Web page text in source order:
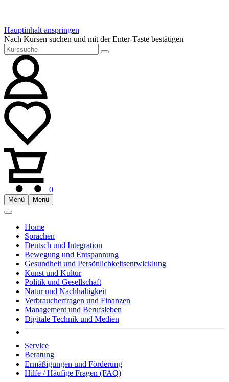
Hauptinhalt anspringen
Nach Kursen suchen und mit der Enter-Taste bestätigen
0
Menü Menü
Home
Sprachen
Deutsch und Integration
Bewegung und Entspannung
Gesundheit und Persönlichkeitsentwicklung
Kunst und Kultur
Politik und Gesellschaft
Natur und Nachhaltigkeit
Verbraucherfragen und Finanzen
Management und Berufsleben
Digitale Technik und Medien
Service
Beratung
Ermäßigungen und Förderung
Hilfe / Häufige Fragen (FAQ)